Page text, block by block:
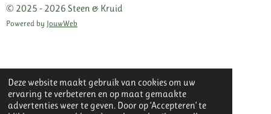
Deze website maakt gebruik van cookies om uw
ervaring te verbeteren en op maat gemaakte
advertenties weer te geven. Door op ‘Accepteren’ te
© 2025 - 2026 Steen & Kruid
Powered by JouwWeb